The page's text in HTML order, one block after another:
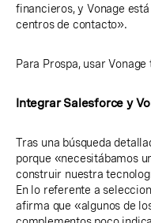
financieros, y Vonage
centros de contacto».
Para Prospa, usar
Integrar Salesforce y
Tras una búsqueda
porque «necesitábamos
construir nuestra
En lo referente a
afirma que «algunos de